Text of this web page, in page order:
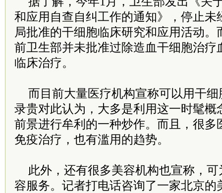
和应用自查自纠工作的通知》，停止未
局批准的干细胞临床研究和应用活动。
前卫生部并未批准过除造血干细胞治疗
临床治疗。
而目前大量医疗机构宣称可以用干
录贵对此认为，大多是利用这一时髦概
前景进行牟利的一种炒作。而且，很多
免疫治疗，也有滥用的趋势。
此外，还有很多美容机构也宣称，
容服务。记者打电话咨询了一家北京的